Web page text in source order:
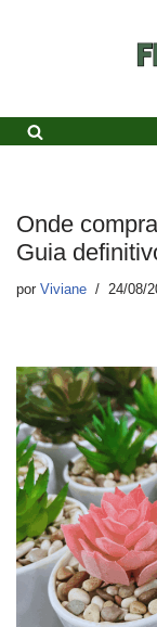
conteúdo
Onde
Guia
por Viviane 24/08/